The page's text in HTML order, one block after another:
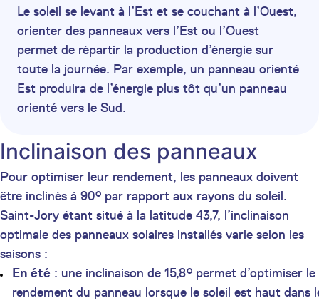
Le soleil se levant à l’Est et se couchant à l’Ouest,
orienter des panneaux vers l’Est ou l’Ouest
permet de répartir la production d’énergie sur
toute la journée. Par exemple, un panneau orienté
Est produira de l’énergie plus tôt qu’un panneau
orienté vers le Sud.
Inclinaison des panneaux
Pour optimiser leur rendement, les panneaux doivent
être inclinés à 90° par rapport aux rayons du soleil.
Saint-Jory étant situé à la latitude 43,7, l’inclinaison
optimale des panneaux solaires installés varie selon les
saisons :
En été : une inclinaison de 15,8° permet d’optimiser le
rendement du panneau lorsque le soleil est haut dans